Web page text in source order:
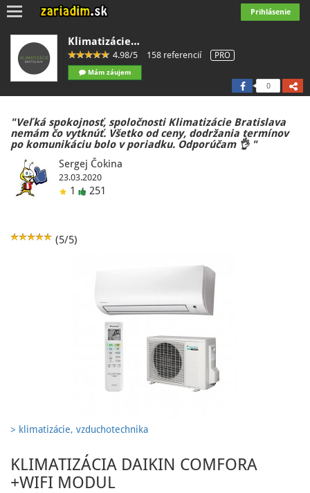
Prihlásenie
Toggle
Klimatizácie…
4.98/5 158 referencií PRO
0
Mám záujem
"Veľká spokojnosť, spoločnosti Klimatizácie Bratislava
nemám čo vytknúť. Všetko od ceny, dodržania termínov
po komunikáciu bolo v poriadku. Odporúčam 👌 "
Sergej Čokina
23.03.2020
1 251
(5/5)
> klimatizácie, vzduchotechnika
KLIMATIZÁCIA DAIKIN COMFORA
+WIFI MODUL